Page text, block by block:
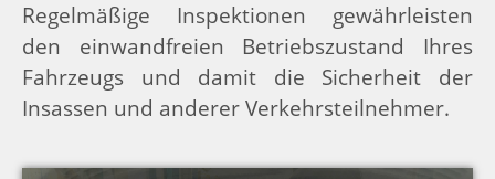
Regelmäßige Inspektionen gewährleisten
den einwandfreien Betriebszustand Ihres
Fahrzeugs und damit die Sicherheit der
Insassen und anderer Verkehrsteilnehmer.